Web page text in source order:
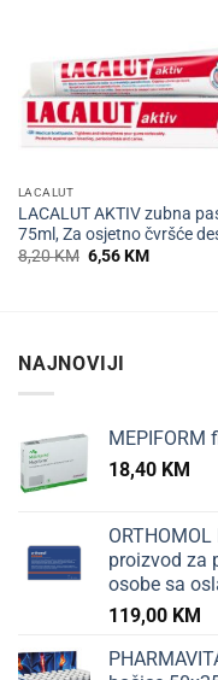
LACALUT
LACALUT AKTIV zubna
75ml, Za osjetno čvršće
8,20KM Izvorna
cijena
6,56KMTrenutna
NAJNOVIJI
MEPIFORM
18,40 KM
proizvod za
osobe sa
119,00 KM